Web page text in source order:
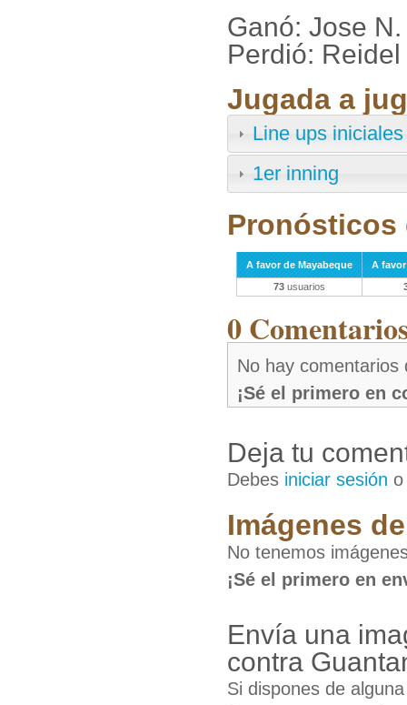
Ganó: Jose
Perdió:
Jugada a
Line ups iniciales
1er inning
Pronósticos
A favor de Mayabeque
A
73 usuarios
0
No hay comentarios
¡Sé el primero en
Deja tu
Debes iniciar sesión
Imágenes
No tenemos
¡Sé el primero en
Envía una
contra
Si dispones de